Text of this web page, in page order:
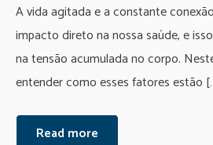
A vida agitada e a constante
impacto direto na nossa saúde, e
na tensão acumulada no corpo.
entender como esses fatores estão
Read more